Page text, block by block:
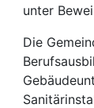
unter
Die